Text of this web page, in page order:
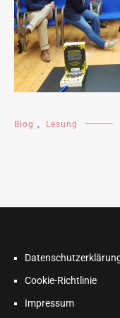
Blog , Lesung
Cookie-Richtlinie
Impressum